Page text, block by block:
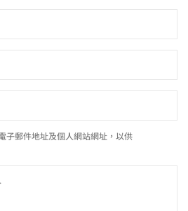
子郵件地址及個人網站網址，以供